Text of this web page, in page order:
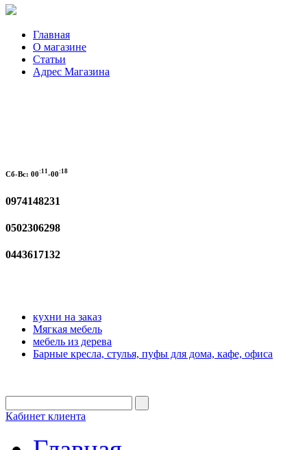
Главная
О магазине
Статьи
Адрес Магазина
Сб-Вс: 00:11 -00:18
0974148231
0502306298
0443617132
кухни на заказ
Мягкая мебель
мебель из дерева
Барные кресла, стулья, пуфы для дома, кафе, офиса
Кабинет клиента